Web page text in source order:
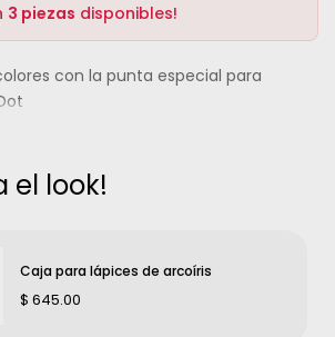
3 piezas disponibles!
con la punta especial para
el look!
Caja para lápices de arcoíris
$ 645.00